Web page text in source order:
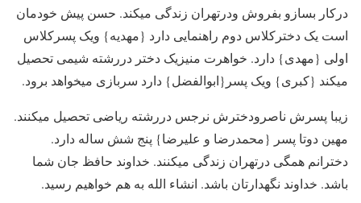
درکار بسازو بفروش ودرتهران زندگی میکند. حسن پیش خودمان
است یک دخترکلاس دوم راهنمایی دارد {مهدیه} ویک پسرکلاس
اولی {مهدی} دارد. خواهرت منیزیک دختر دررشته شیمی تحصیل
میکند {کبری} ویک پسر{ابوالفضل} دارد سربازی میخواهد برود.
زیبا پسرش ناصرودخترش نرجس دررشته ریاضی تحصیل میکنند.
مهین دوتا پسر {محمدرضا و علیرضا} پنج شش ساله دارد.
دخترانم همگی درتهران زندگی میکنند. خداوند حافظ جان شما
باشد. خداوند نگهدارتان باشد. انشاء الله به هم خواهیم رسید.